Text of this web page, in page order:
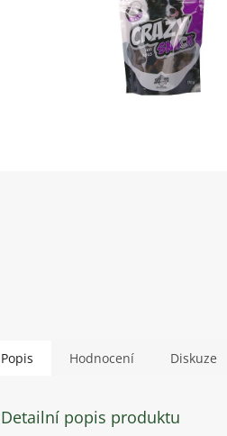
Popis Hodnocení Diskuze
Detailní popis produktu